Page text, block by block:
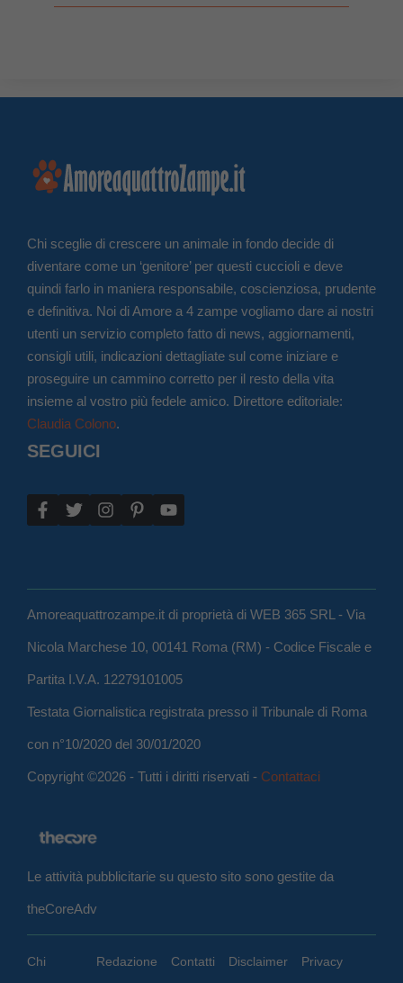
Chi sceglie di crescere un animale in fondo decide di
diventare come un ‘genitore’ per questi cuccioli e deve
quindi farlo in maniera responsabile, coscienziosa, prudente
e definitiva. Noi di Amore a 4 zampe vogliamo dare ai nostri
utenti un servizio completo fatto di news, aggiornamenti,
consigli utili, indicazioni dettagliate sul come iniziare e
proseguire un cammino corretto per il resto della vita
insieme al vostro più fedele amico. Direttore editoriale:
Claudia Colono.
SEGUICI
Amoreaquattrozampe.it di proprietà di WEB 365 SRL - Via
Nicola Marchese 10, 00141 Roma (RM) - Codice Fiscale e
Partita I.V.A. 12279101005
Testata Giornalistica registrata presso il Tribunale di Roma
con n°10/2020 del 30/01/2020
Copyright ©2026 - Tutti i diritti riservati - Contattaci
Le attività pubblicitarie su questo sito sono gestite da
theCoreAdv
Chi Redazione Contatti Disclaimer Privacy